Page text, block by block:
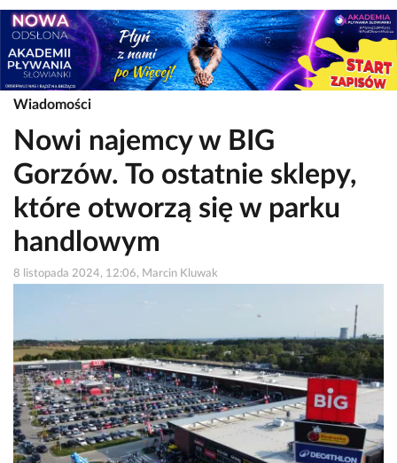
Wiadomości
Nowi najemcy w BIG
Gorzów. To ostatnie sklepy,
które otworzą się w parku
handlowym
8 listopada 2024, 12:06, Marcin Kluwak